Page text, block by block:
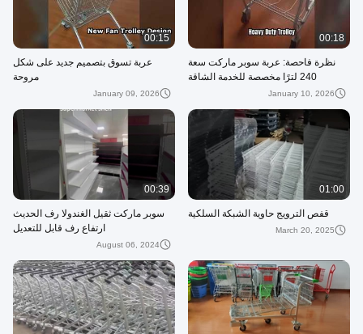
00:18
نظرة فاحصة: عربة سوبر ماركت سعة
240 لترًا مخصصة للخدمة الشاقة
January 10, 2026
00:15
عربة تسوق بتصميم جديد على شكل
مروحة
January 09, 2026
01:00
قفص الترويج حاوية الشبكة السلكية
March 20, 2025
00:39
سوبر ماركت ثقيل الغندولا رف الحديث
ارتفاع رف قابل للتعديل
August 06, 2024